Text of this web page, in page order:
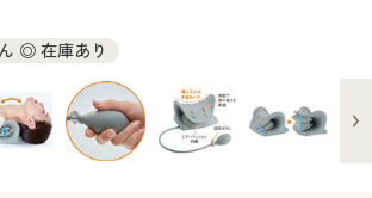
・制服
からのご注文
レゼント
ゼント
◎ 在庫あり